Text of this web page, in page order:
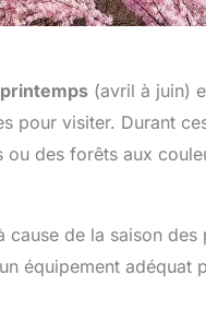
(avril à juin)
pour visiter. Durant
des forêts aux
de la saison
équipement